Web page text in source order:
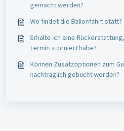
gemacht werden?
Wo findet die Ballonfahrt statt?
Erhalte ich eine
Termin storniert habe?
Können Zusatzoptionen zum
nachträglich gebucht werden?